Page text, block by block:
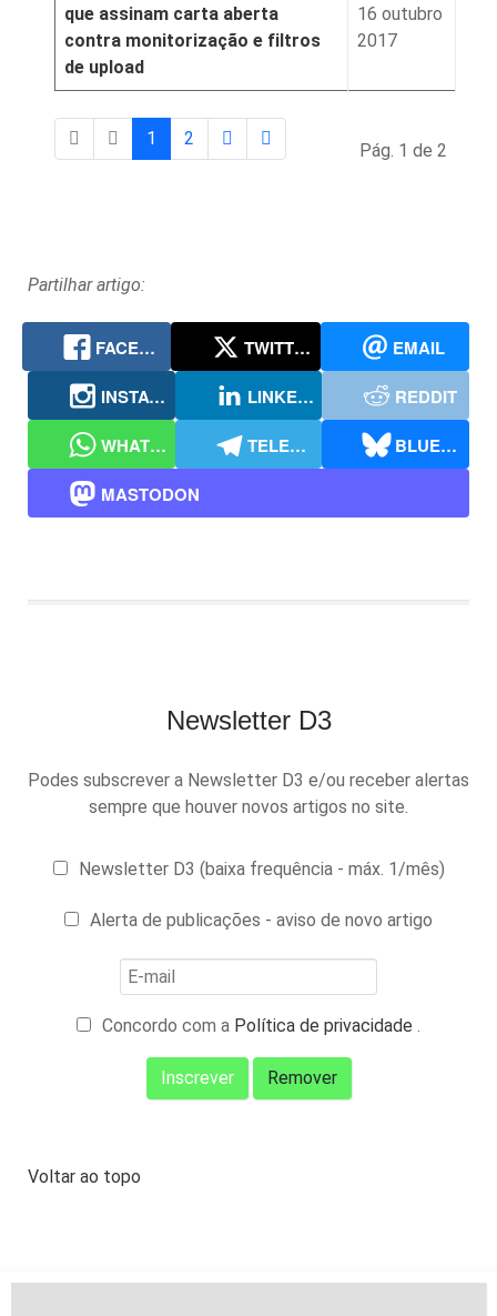
que assinam carta aberta
contra monitorização e filtros
de upload
16 outubro
2017
Pág. 1 de 2
1 2
Partilhar artigo:
FACEBOOK TWITTER
EMAIL
INSTAGRAM
LINKEDIN
REDDIT
WHATSAPP
TELEGRAM
BLUESKY
MASTODON
Newsletter D3
Podes subscrever a Newsletter D3 e/ou receber alertas
sempre que houver novos artigos no site.
Newsletter D3 (baixa frequência - máx. 1/mês)
Alerta de publicações - aviso de novo artigo
Concordo com a Política de privacidade .
Voltar ao topo